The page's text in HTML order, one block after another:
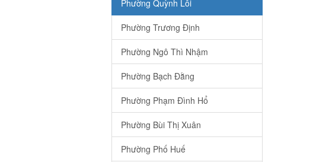
Phường Quỳnh Lôi
Phường Trương Định
Phường Ngô Thì Nhậm
Phường Bạch Đằng
Phường Phạm Đình Hổ
Phường Bùi Thị Xuân
Phường Phố Huế